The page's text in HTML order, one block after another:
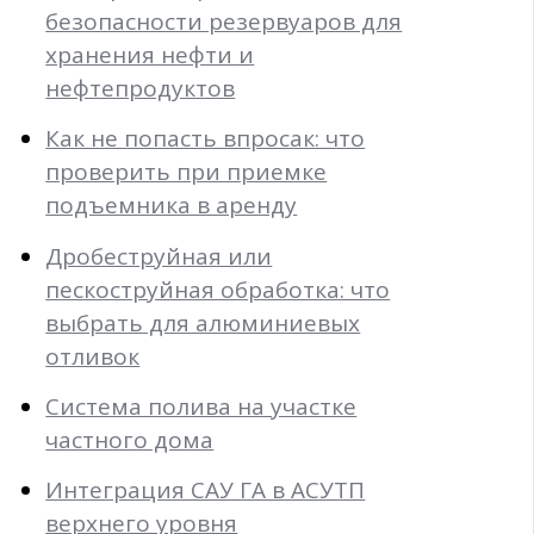
безопасности резервуаров для
хранения нефти и
нефтепродуктов
Как не попасть впросак: что
проверить при приемке
подъемника в аренду
Дробеструйная или
пескоструйная обработка: что
выбрать для алюминиевых
отливок
Система полива на участке
частного дома
Интеграция САУ ГА в АСУТП
верхнего уровня